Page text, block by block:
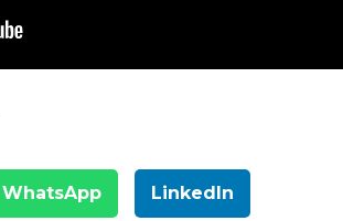
WhatsApp LinkedIn